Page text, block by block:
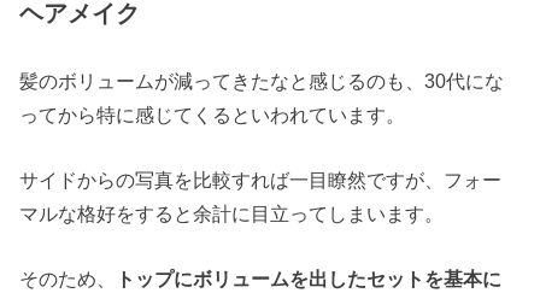
ヘアメイク
髪のボリュームが減ってきたなと感じるのも、30代にな
ってから特に感じてくるといわれています。
サイドからの写真を比較すれば一目瞭然ですが、フォー
マルな格好をすると余計に目立ってしまいます。
そのため、
トップにボリュームを出したセットを基本に